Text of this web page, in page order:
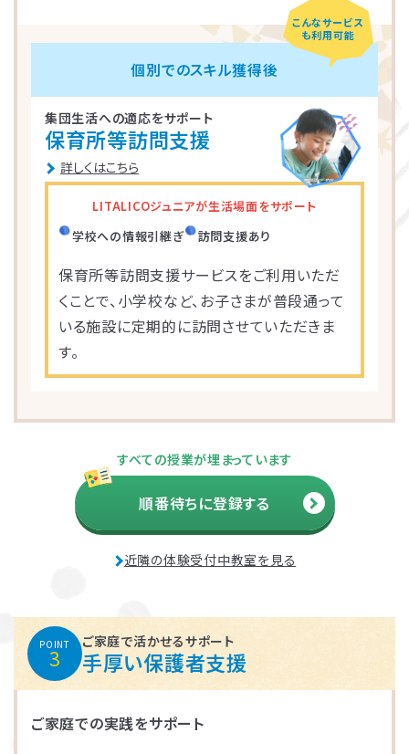
こんなサービス
も利用可能
個別でのスキル獲得後
集団生活への適応をサポート
保育所等訪問支援
詳しくはこちら
LITALICOジュニアが生活場面をサポート
学校への情報引継ぎ
訪問支援あり
保育所等訪問支援サービスをご利用いただ
くことで、小学校など、お子さまが普段通って
いる施設に定期的に訪問させていただきま
す。
すべての授業が埋まっています
順番待ちに登録する
近隣の体験受付中教室を見る
POINT
3
ご家庭で活かせるサポート
手厚い保護者支援
ご家庭での実践をサポート
LITALICOジュニア
茨城エリアの教室一覧
つくば市
児童発達支援
児童発達支援
LITALICOジュニア つくば教室
LITALICOジュニア
埼玉エリアの教室一覧
さいたま市浦和区
朝霞市
川口市
さいたま市見沼区
さいたま市緑区
三郷市
新座市
戸田市
富士見市
蕨市
LITALICOジュニア
千葉エリアの教室一覧
船橋市
浦安市
松戸市
八千代市
市川市
流山市
千葉市中央区
LITALICOジュニア
東京エリアの教室一覧
武蔵野市
豊島区
世田谷区
新宿区
足立区
日野市
目黒区
江戸川区
千代田区
西東京市
LITALICOジュニア
神奈川エリアの教室一覧
川崎市川崎区
横浜市港北区
横浜市戸塚区
相模原市中央区
川崎市中原区
厚木市
茅ケ崎市
藤沢市
相模原市緑区
横浜市神奈川区
LITALICOジュニア
愛知エリアの教室一覧
名古屋市名東区
名古屋市北区
名古屋市千種区
名古屋市緑区
名古屋市瑞穂区
名古屋市中村区
LITALICOジュニア
静岡エリアの教室一覧
静岡市駿河区
児童発達支援
児童発達支援
LITALICOジュニア 静岡教室
LITALICOジュニア
三重エリアの教室一覧
四日市市
放課後等デイサービス
児童発達支援
LITALICOジュニア 四日市教室
LITALICOジュニア
大阪エリアの教室一覧
寝屋川市
大阪市住之江区
堺市北区
高槻市
東大阪市
摂津市
大阪市平野区
堺市西区
堺市堺区
大阪市住吉区
LITALICOジュニア
兵庫エリアの教室一覧
神戸市東灘区
神戸市垂水区
神戸市長田区
姫路市
西宮市
神戸市中央区
LITALICOジュニア
京都エリアの教室一覧
京都市下京区
京都市東山区
LITALICOジュニア
奈良エリアの教室一覧
奈良市
北葛城郡王寺町
LITALICOジュニア
宮城エリアの教室一覧
仙台市太白区
児童発達支援
仙台市青葉区
児童発達支援
LITALICOジュニア
LITALICOジュニア
広島エリアの教室一覧
広島市中区
児童発達支援
広島市南区
児童発達支援
LITALICOジュニア
LITALICOジュニア
福岡エリアの教室一覧
北九州市
福岡市城南区
福岡市早良区
福岡市西区
福岡市東区
春日市
太宰府市
福岡市中央区